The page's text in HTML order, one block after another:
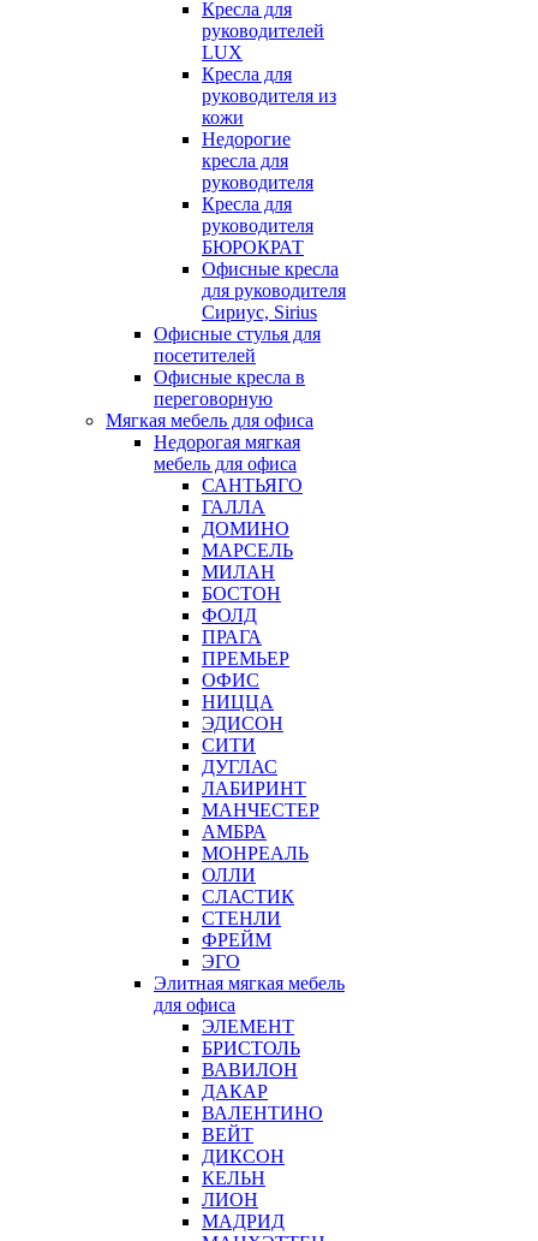
Кресла для
руководителей
LUX
Кресла для
руководителя из
кожи
Недорогие
кресла для
руководителя
Кресла для
руководителя
БЮРОКРАТ
Офисные кресла
для руководителя
Сириус, Sirius
Офисные стулья для
посетителей
Офисные кресла в
переговорную
Мягкая мебель для офиса
Недорогая мягкая
мебель для офиса
САНТЬЯГО
ГАЛЛА
ДОМИНО
МАРСЕЛЬ
МИЛАН
БОСТОН
ФОЛД
ПРАГА
ПРЕМЬЕР
ОФИС
НИЦЦА
ЭДИСОН
СИТИ
ДУГЛАС
ЛАБИРИНТ
МАНЧЕСТЕР
АМБРА
МОНРЕАЛЬ
ОЛЛИ
СЛАСТИК
СТЕНЛИ
ФРЕЙМ
ЭГО
Элитная мягкая мебель
для офиса
ЭЛЕМЕНТ
БРИСТОЛЬ
ВАВИЛОН
ДАКАР
ВАЛЕНТИНО
ВЕЙТ
ДИКСОН
КЕЛЬН
ЛИОН
МАДРИД